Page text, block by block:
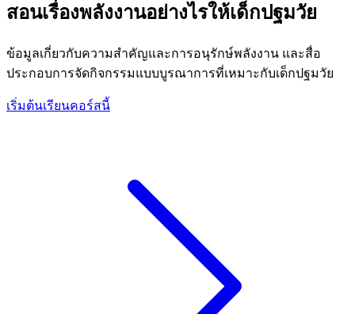
สอนเรื่องพลังงานอย่างไรให้เด็กปฐมวัย
ข้อมูลเกี่ยวกับความสำคัญและการอนุรักษ์พลังงาน และสื่อ
ประกอบการจัดกิจกรรมแบบบูรณาการที่เหมาะกับเด็กปฐมวัย
เริ่มต้นเรียนคอร์สนี้